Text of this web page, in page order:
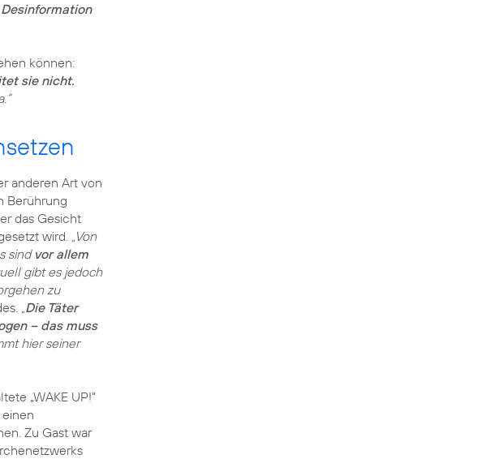
können:
sie nicht.
anderen Art von
Berührung
das Gesicht
wird. „Von
sind vor allem
gibt es jedoch
zu
„Die Täter
– das muss
hier seiner
„WAKE UP!“
Zu Gast war